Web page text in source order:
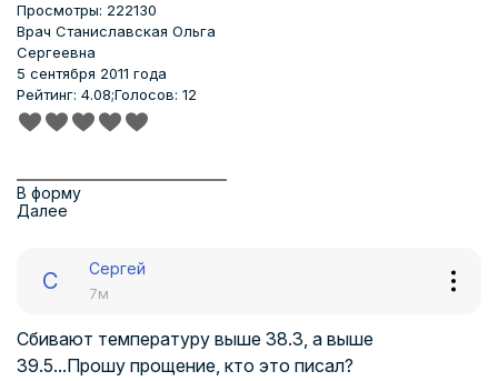
Просмотры: 222130
Врач Станиславская Ольга
Сергеевна
5 сентября 2011 года
Рейтинг: 4.08;Голосов: 12
В форму
Далее
С Сергей
7м
Сбивают температуру выше 38.3, а выше
39.5...Прошу прощение, кто это писал?